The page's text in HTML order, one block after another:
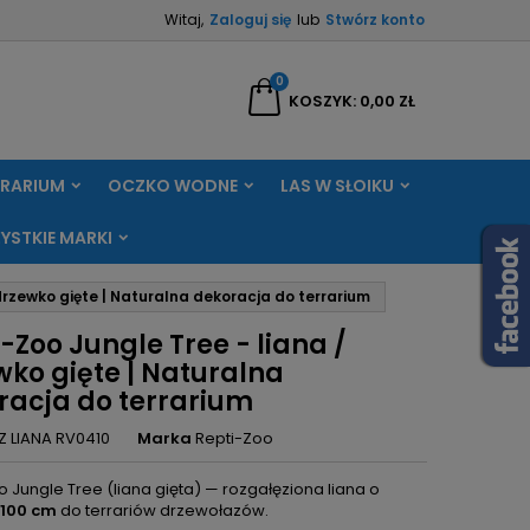
Witaj, Zaloguj się lub Stwórz konto
KOSZYK
0
0,00 ZŁ
OCZKO WODNE LAS W SŁOIKU
MARKI
gięte | Naturalna dekoracja do terrarium
Zoo Jungle Tree - liana /
gięte | Naturalna
do terrarium
LIANA RV0410 Marka Repti-Zoo
Jungle Tree (liana gięta) — rozgałęziona liana o
100 cm do terrariów drzewołazów.